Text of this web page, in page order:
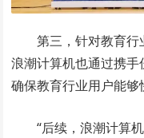
第三，针对教育行
浪潮计算机也通过携
确保教育行业用户能够
“后续，浪潮计算